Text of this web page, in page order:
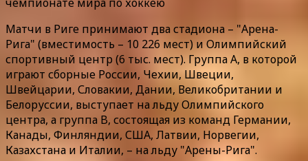
Матчи в Риге принимают два стадиона – "Арена-
Рига" (вместимость – 10 226 мест) и Олимпийский
спортивный центр (6 тыс. мест). Группа А, в которой
играют сборные России, Чехии, Швеции,
Швейцарии, Словакии, Дании, Великобритании и
Белоруссии, выступает на льду Олимпийского
центра, а группа B, состоящая из команд Германии,
Канады, Финляндии, США, Латвии, Норвегии,
Казахстана и Италии, – на льду "Арены-Рига".